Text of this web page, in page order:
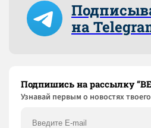
на
Подпишись на рассылку
Узнaвай первым о новостях